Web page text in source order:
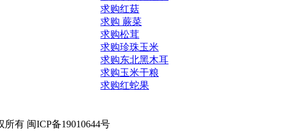
求购红菇
求购 蕨菜
求购松茸
求购珍珠玉米
求购东北黑木耳
求购玉米干粮
求购红蛇果
所有 闽ICP备19010644号